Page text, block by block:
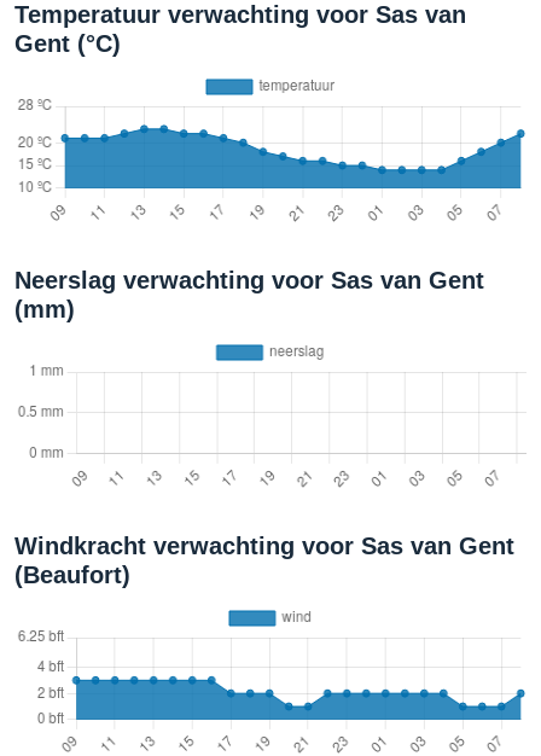
Temperatuur verwachting voor Sas van
Gent (°C)
Neerslag verwachting voor Sas van Gent
(mm)
Windkracht verwachting voor Sas van Gent
(Beaufort)